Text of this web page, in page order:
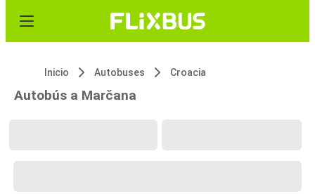
Inicio Autobuses Croacia
Autobús a Marčana